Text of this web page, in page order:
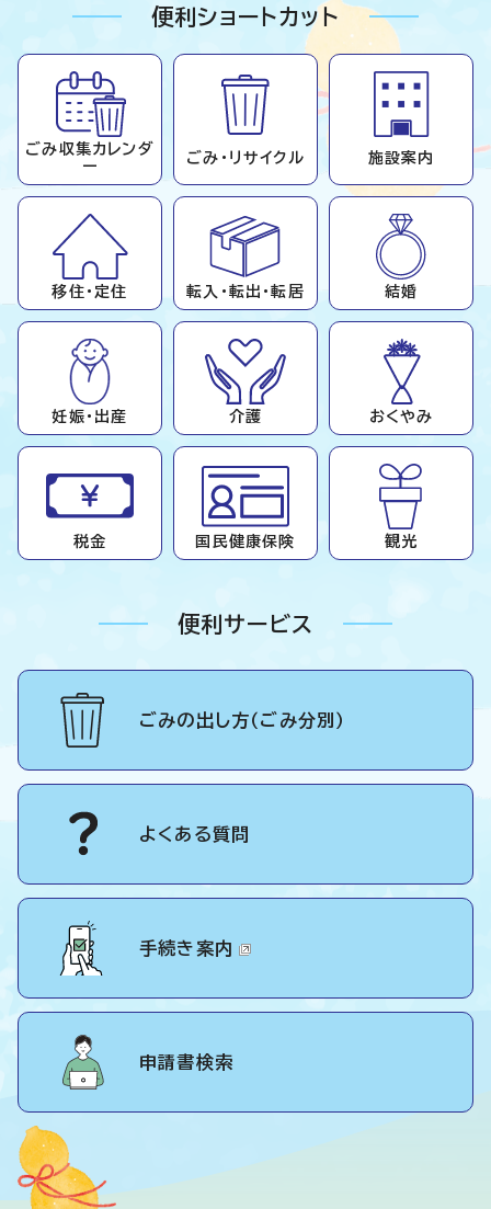
便利ショートカット
ごみ収集カレンダ
ー
ごみ・リサイクル 施設案内
移住・定住 転入・転出・転居 結婚
妊娠・出産 介護 おくやみ
税金 国民健康保険 観光
便利サービス
ごみの出し方（ごみ分別）
よくある質問
手続き案内
申請書検索